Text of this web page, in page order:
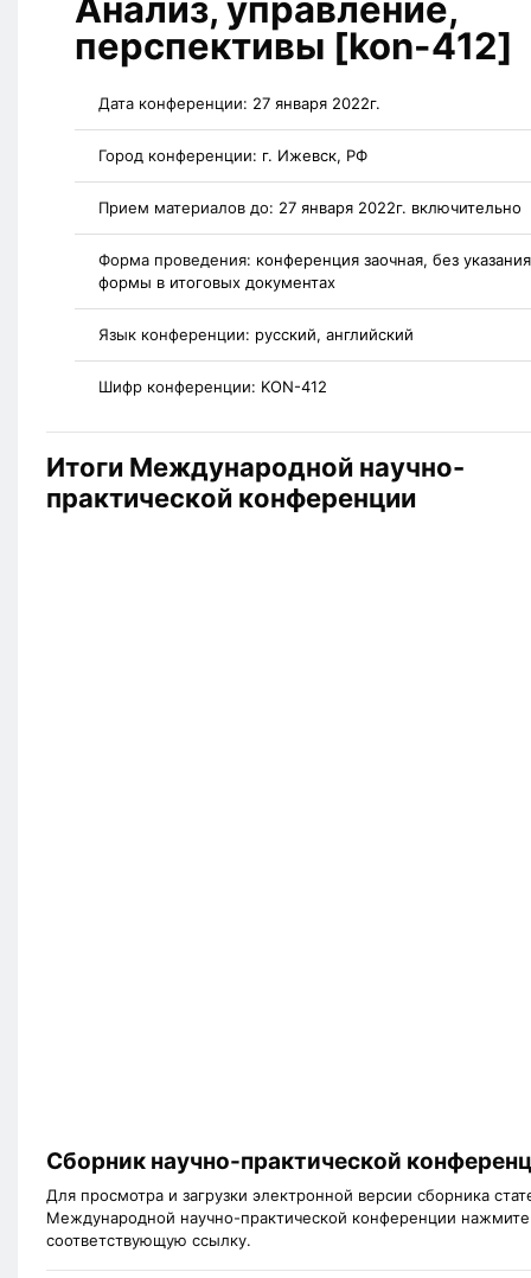
Анализ, управление,
перспективы [kon-412]
Дата конференции: 27 января 2022г.
Город конференции: г. Ижевск, РФ
Прием материалов до: 27 января 2022г. включительно
Форма проведения: конференция заочная, без указания
формы в итоговых документах
Язык конференции: русский, английский
Шифр конференции: KON-412
Итоги Международной научно-
практической конференции
Сборник научно-практической
Для просмотра и загрузки электронной версии сборника
Международной научно-практической конференции
соответствующую ссылку.